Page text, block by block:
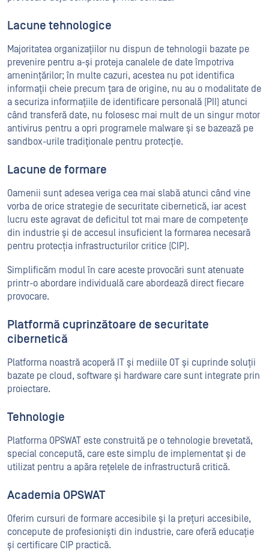
Lacune tehnologice
Majoritatea organizațiilor nu dispun de tehnologii bazate pe
prevenire pentru a-și proteja canalele de date împotriva
amenințărilor; în multe cazuri, acestea nu pot identifica
informații cheie precum țara de origine, nu au o modalitate de
a securiza informațiile de identificare personală (PII) atunci
când transferă date, nu folosesc mai mult de un singur motor
antivirus pentru a opri programele malware și se bazează pe
sandbox-urile tradiționale pentru protecție.
Lacune de formare
Oamenii sunt adesea veriga cea mai slabă atunci când vine
vorba de orice strategie de securitate cibernetică, iar acest
lucru este agravat de deficitul tot mai mare de competențe
din industrie și de accesul insuficient la formarea necesară
pentru protecția infrastructurilor critice (CIP).
Simplificăm modul în care aceste provocări sunt atenuate
printr-o abordare individuală care abordează direct fiecare
provocare.
Platformă cuprinzătoare de securitate
cibernetică
Platforma noastră acoperă IT și mediile OT și cuprinde soluții
bazate pe cloud, software și hardware care sunt integrate prin
proiectare.
Tehnologie
Platforma OPSWAT este construită pe o tehnologie brevetată,
special concepută, care este simplu de implementat și de
utilizat pentru a apăra rețelele de infrastructură critică.
Academia OPSWAT
Oferim cursuri de formare accesibile și la prețuri accesibile,
concepute de profesioniști din industrie, care oferă educație
și certificare CIP practică.